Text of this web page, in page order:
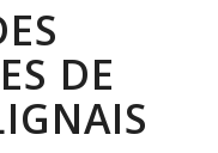
DE